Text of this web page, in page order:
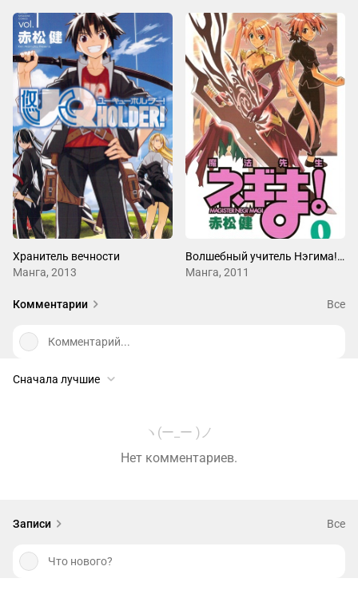
Хранитель вечности
Манга, 2013
Волшебный учитель Нэгима! Нулевой том
Манга, 2011
Комментарии Все
Комментарий...
Сначала лучшие
ヽ(ー_ー )ノ
Нет комментариев.
Записи Все
Что нового?